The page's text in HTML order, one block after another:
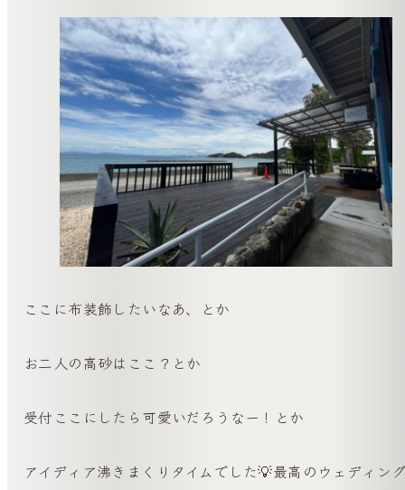
ここに布装飾したいなあ、とか
お二人の高砂はここ？とか
受付ここにしたら可愛いだろうなー！とか
アイディア沸きまくりタイムでした💡最高のウェディン